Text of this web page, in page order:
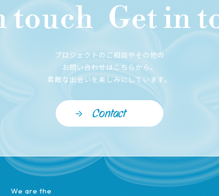
Get in
プロジェクトのご相談やその他の
お問い合わせはこちらから。
素敵な出会いを楽しみにしています。
Contact
We are the